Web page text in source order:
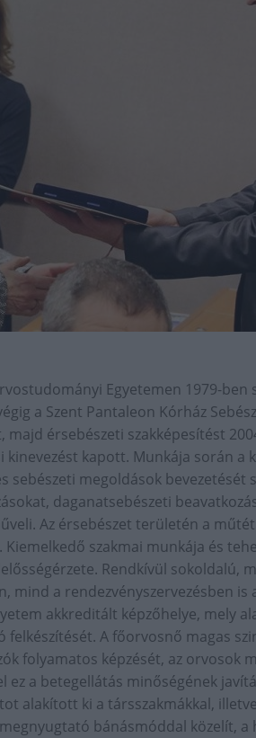
Egyetemen 1979-
a Szent Pantaleon Kórház
majd érsebészeti szakképesítést
kapott. Munkája során a
sebészeti megoldások bevezetését
daganatsebészeti
Az érsebészet területén a
szakmai munkája és
Rendkívül sokoldalú,
mind a rendezvényszervezésben is
akkreditált képzőhelye, mely
felkészítését. A főorvosnő magas
folyamatos képzését, az orvosok
a betegellátás minőségének
alakított ki a társszakmákkal,
bánásmóddal közelít, a